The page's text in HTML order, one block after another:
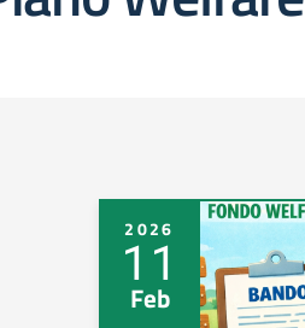
2026
11
Feb